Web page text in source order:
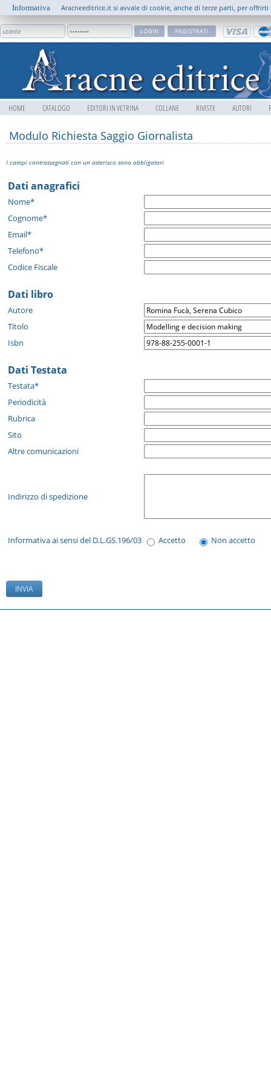
HOME CATALOGO EDITORI IN VETRINA COLLANE RIVISTE AUTORI
Modulo Richiesta Saggio Giornalista
I campi contrassegnati con un asterisco sono obbligatori
Dati anagrafici
Nome*
Cognome*
Email*
Telefono*
Codice Fiscale
Dati libro
Autore
Titolo
Isbn
Dati Testata
Testata*
Periodicità
Rubrica
Sito
Altre comunicazioni
Indirizzo di spedizione
Informativa ai sensi del D.L.GS.196/03 Accetto Non accetto
Informativa Aracneeditrice.it si avvale di cookie, anche di terze parti, per